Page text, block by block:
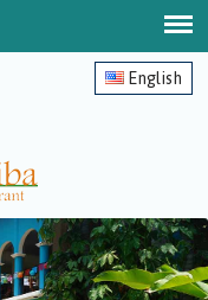
English